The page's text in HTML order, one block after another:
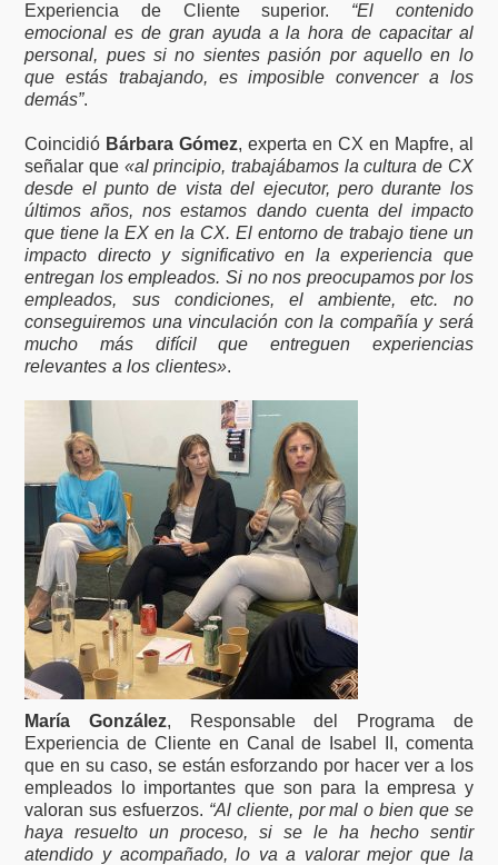
Experiencia de Cliente superior. “El contenido
emocional es de gran ayuda a la hora de capacitar al
personal, pues si no sientes pasión por aquello en lo
que estás trabajando, es imposible convencer a los
demás”.
Coincidió Bárbara Gómez, experta en CX en Mapfre, al
señalar que «al principio, trabajábamos la cultura de CX
desde el punto de vista del ejecutor, pero durante los
últimos años, nos estamos dando cuenta del impacto
que tiene la EX en la CX. El entorno de trabajo tiene un
impacto directo y significativo en la experiencia que
entregan los empleados. Si no nos preocupamos por los
empleados, sus condiciones, el ambiente, etc. no
conseguiremos una vinculación con la compañía y será
mucho más difícil que entreguen experiencias
relevantes a los clientes».
María González, Responsable del Programa de
Experiencia de Cliente en Canal de Isabel II, comenta
que en su caso, se están esforzando por hacer ver a los
empleados lo importantes que son para la empresa y
valoran sus esfuerzos. “Al cliente, por mal o bien que se
haya resuelto un proceso, si se le ha hecho sentir
atendido y acompañado, lo va a valorar mejor que la